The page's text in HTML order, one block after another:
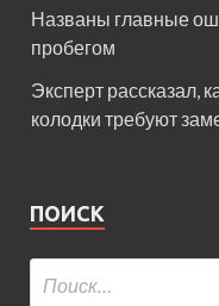
Названы главные
пробегом
Эксперт рассказал,
колодки требуют
ПОИСК